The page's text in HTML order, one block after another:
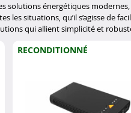
solutions énergétiques
les situations, qu’il s’agisse de
qui allient simplicité et
RECONDITIONNÉ